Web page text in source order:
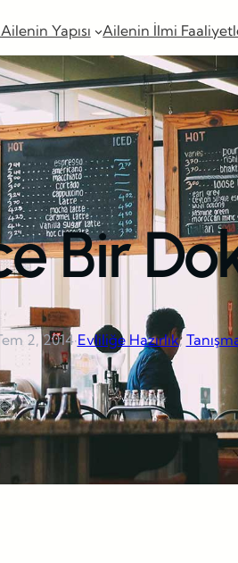
Yapısı Ailenin İlmi
Bir
2, 2014·Evliliğe Hazırlık,